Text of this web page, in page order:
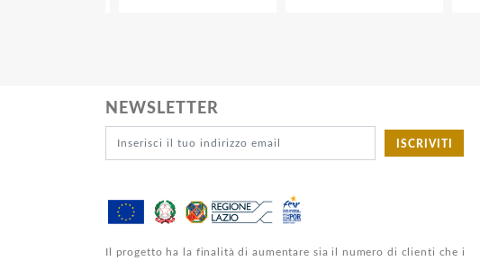
NEWSLETTER
ISCRIVITI
Il progetto ha la finalità di aumentare sia il numero di clienti che i